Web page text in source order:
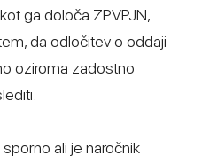
ga določa ZPVPJN,
da odločitev o oddaji
oziroma zadostno
ali je naročnik